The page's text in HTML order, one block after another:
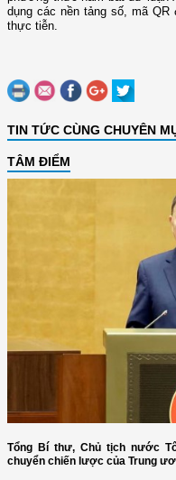
dụng các nền tảng số, mã
thực tiễn.
TIN TỨC CÙNG CHUYÊN
TÂM ĐIỂM
Tổng Bí thư, Chủ tịch nước
chuyển chiến lược của Trung